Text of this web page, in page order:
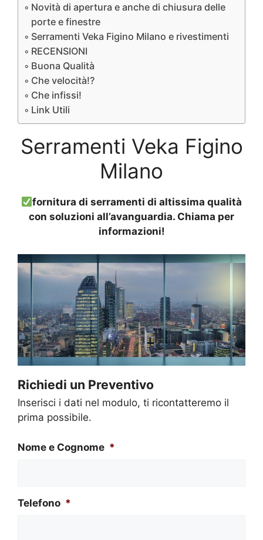
Novità di apertura e anche di chiusura delle
porte e finestre
Serramenti Veka Figino Milano e rivestimenti
RECENSIONI
Buona Qualità
Che velocità!?
Che infissi!
Link Utili
Serramenti Veka Figino
Milano
fornitura di serramenti di altissima qualità
con soluzioni all’avanguardia. Chiama per
informazioni!
Richiedi un Preventivo
Inserisci i dati nel modulo, ti ricontatteremo il
prima possibile.
Nome e Cognome *
Telefono *